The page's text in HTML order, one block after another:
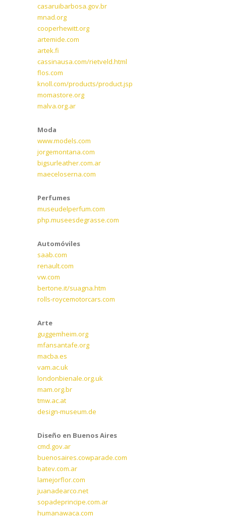
casaruibarbosa.gov.br
mnad.org
cooperhewitt.org
artemide.com
artek.fi
cassinausa.com/rietveld.html
flos.com
knoll.com/products/product.jsp
momastore.org
malva.org.ar
Moda
www.models.com
jorgemontana.com
bigsurleather.com.ar
maeceloserna.com
Perfumes
museudelperfum.com
php.museesdegrasse.com
Automóviles
saab.com
renault.com
vw.com
bertone.it/suagna.htm
rolls-roycemotorcars.com
Arte
guggemheim.org
mfansantafe.org
macba.es
vam.ac.uk
londonbienale.org.uk
mam.org.br
tmw.ac.at
design-museum.de
Diseño en Buenos Aires
cmd.gov.ar
buenosaires.cowparade.com
batev.com.ar
lamejorflor.com
juanadearco.net
sopadeprincipe.com.ar
humanawaca.com